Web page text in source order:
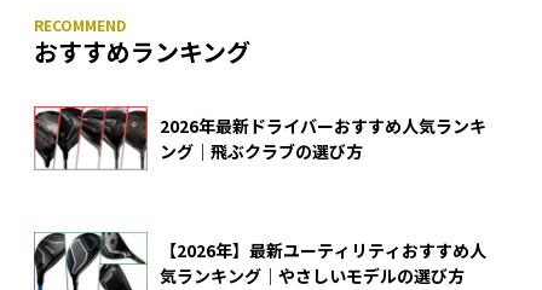
おすすめランキング
2026年最新ドライバーおすすめ人気ランキ
ング｜飛ぶクラブの選び方
【2026年】最新ユーティリティおすすめ人
気ランキング｜やさしいモデルの選び方